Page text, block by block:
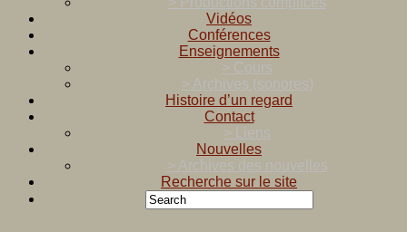
Vidéos
Conférences
Enseignements
> Cours
> Archives (sonores)
Histoire d’un regard
Contact
> Liens
Nouvelles
> Archives des nouvelles
Recherche sur le site